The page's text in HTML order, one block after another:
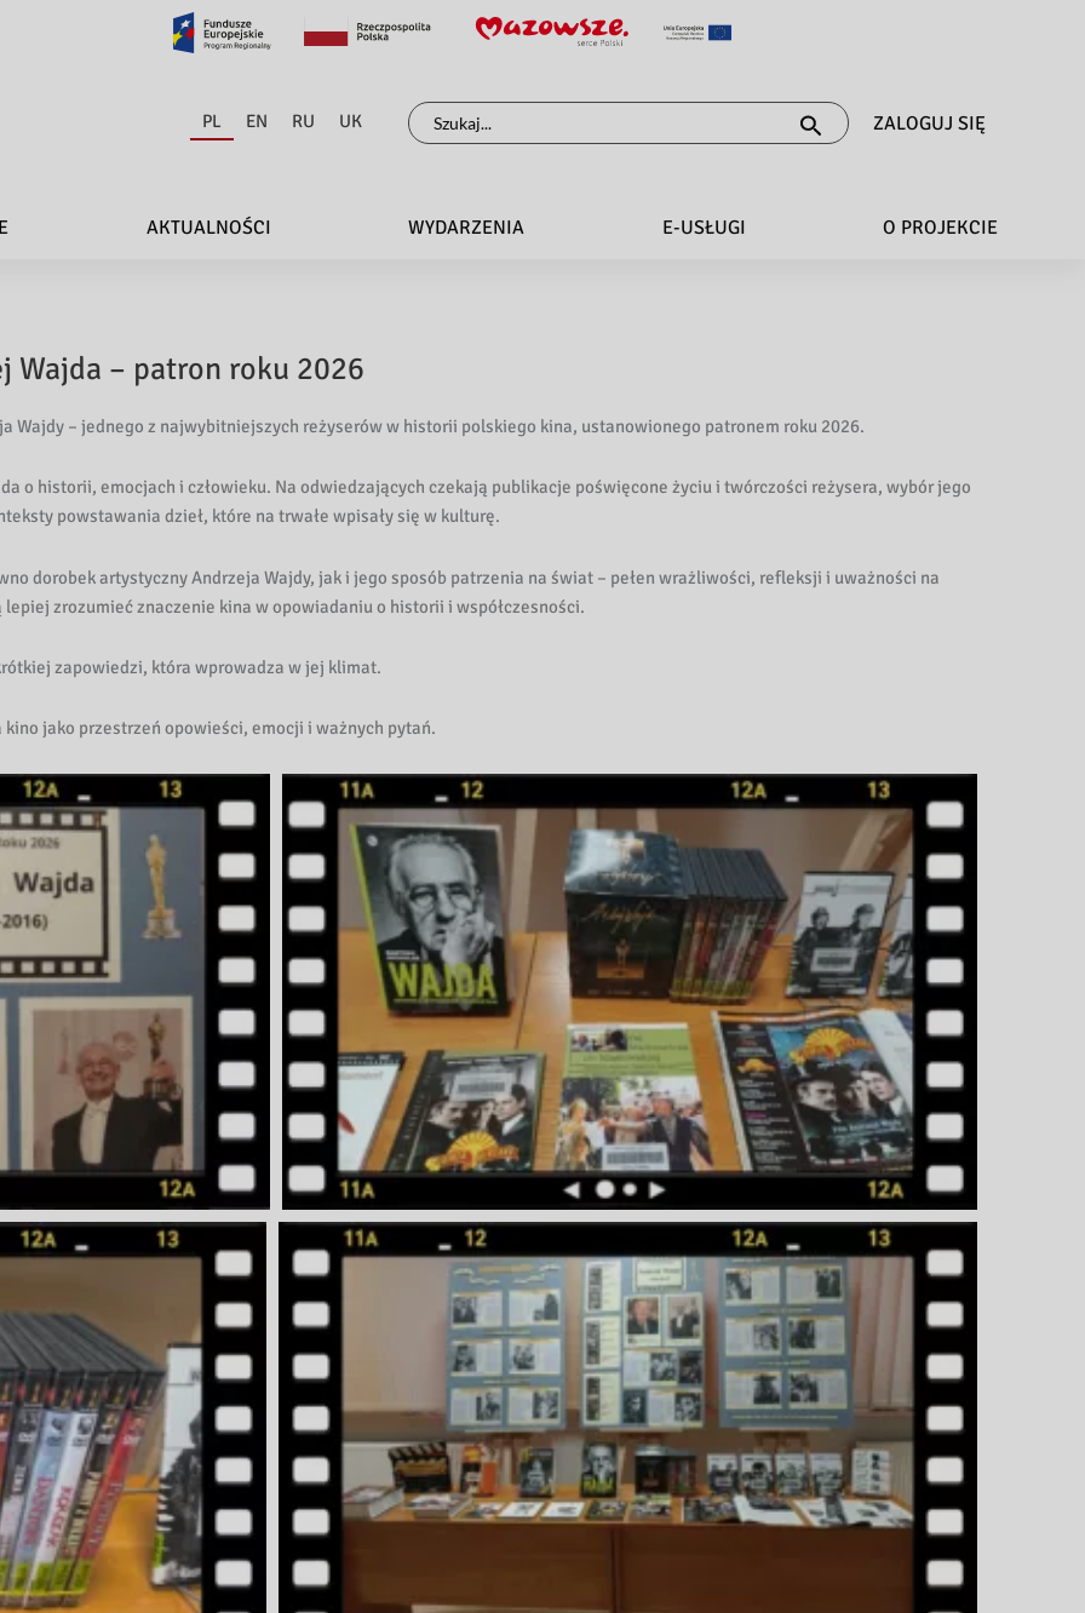
PL EN RU UK
Szukaj
dla:
ZALOGUJ SIĘ
AKTUALNOŚCI WYDARZENIA E-USŁUGI O PROJEKCIE
Wajda – patron roku 2026
Wajdy – jednego z najwybitniejszych reżyserów w historii polskiego kina, ustanowionego patronem roku 2026.
o historii, emocjach i człowieku. Na odwiedzających czekają publikacje poświęcone życiu i twórczości reżysera, wybór jego
powstawania dzieł, które na trwałe wpisały się w kulturę.
dorobek artystyczny Andrzeja Wajdy, jak i jego sposób patrzenia na świat – pełen wrażliwości, refleksji i uważności na
zrozumieć znaczenie kina w opowiadaniu o historii i współczesności.
zapowiedzi, która wprowadza w jej klimat.
jako przestrzeń opowieści, emocji i ważnych pytań.